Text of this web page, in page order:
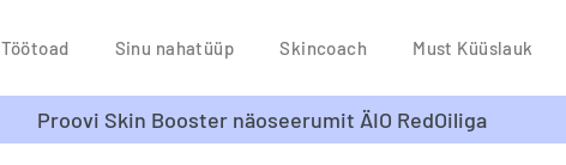
Töötoad Sinu nahatüüp Skincoach Must Küüslauk
Proovi Skin Booster näoseerumit ÄIO RedOiliga